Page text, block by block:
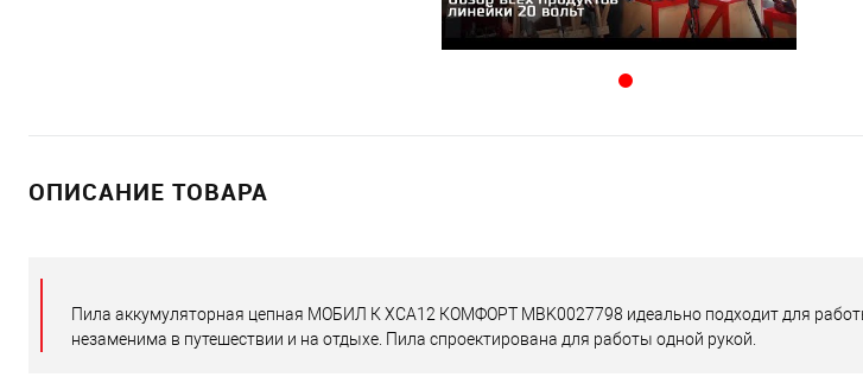
ОПИСАНИЕ ТОВАРА
Пила аккумуляторная цепная МОБИЛ К XCA12 КОМФОРТ MBK0027798 идеально подходит для
незаменима в путешествии и на отдыхе. Пила спроектирована для работы одной рукой.